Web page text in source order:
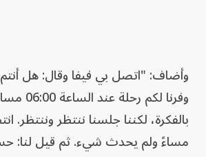
وأضاف: "اتصل بي فيفا وقال: هل
وفرنا لكم
مساءً ولم يحدث شيء. ثم قيل لنا: